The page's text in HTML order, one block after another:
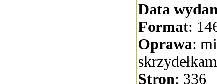
Data
Format:
Oprawa:
Stron: 336